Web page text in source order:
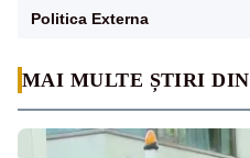
MAI MULTE ȘTIRI DIN
Politica Externa